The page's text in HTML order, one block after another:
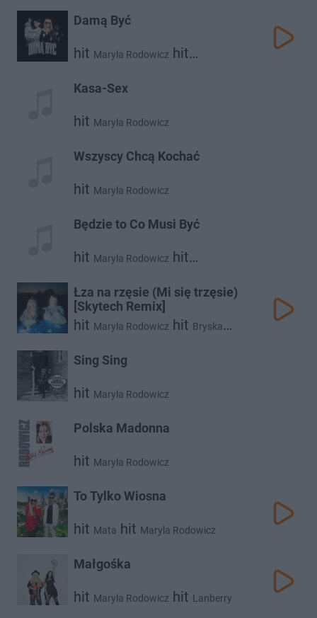
Damą Być
hit Maryla Rodowicz hit
Kasa-Sex
hit Maryla Rodowicz
Wszyscy Chcą Kochać
hit Maryla Rodowicz
Będzie to Co Musi Być
hit Maryla Rodowicz hit
Łza na rzęsie (Mi się trzęsie)
[Skytech Remix]
hit Maryla Rodowicz hit Bryska
Sing Sing
hit Maryla Rodowicz
Polska Madonna
hit Maryla Rodowicz
To Tylko Wiosna
hit Mata hit Maryla Rodowicz
Małgośka
hit Maryla Rodowicz hit Lanberry